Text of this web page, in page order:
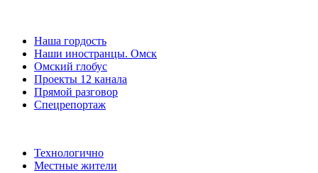
Наша гордость
Наши иностранцы. Омск
Омский глобус
Проекты 12 канала
Прямой разговор
Спецрепортаж
Технологично
Местные жители